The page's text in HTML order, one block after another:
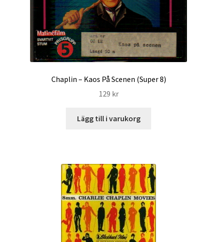
Chaplin – Kaos På Scenen (Super 8)
129 kr
Lägg till i varukorg